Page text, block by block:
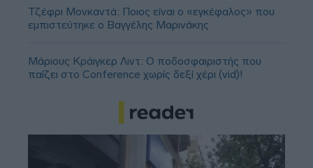
Τζέφρι Μονκαντά: Ποιος είναι ο «εγκέφαλος» που
εμπιστεύτηκε ο Βαγγέλης Μαρινάκης
Μάριους Κράιγκερ Λιντ: Ο ποδοσφαιριστής που
παίζει στο Conference χωρίς δεξί χέρι (vid)!